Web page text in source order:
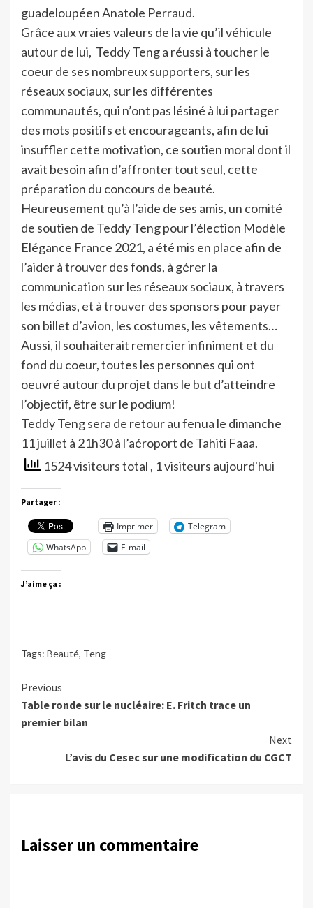
guadeloupéen Anatole Perraud.
Grâce aux vraies valeurs de la vie qu’il véhicule
autour de lui, Teddy Teng a réussi à toucher le
coeur de ses nombreux supporters, sur les
réseaux sociaux, sur les différentes
communautés, qui n’ont pas lésiné à lui partager
des mots positifs et encourageants, afin de lui
insuffler cette motivation, ce soutien moral dont il
avait besoin afin d’affronter tout seul, cette
préparation du concours de beauté.
Heureusement qu’à l’aide de ses amis, un comité
de soutien de Teddy Teng pour l’élection Modèle
Elégance France 2021, a été mis en place afin de
l’aider à trouver des fonds, à gérer la
communication sur les réseaux sociaux, à travers
les médias, et à trouver des sponsors pour payer
son billet d’avion, les costumes, les vêtements…
Aussi, il souhaiterait remercier infiniment et du
fond du coeur, toutes les personnes qui ont
oeuvré autour du projet dans le but d’atteindre
l’objectif, être sur le podium!
Teddy Teng sera de retour au fenua le dimanche
11 juillet à 21h30 à l’aéroport de Tahiti Faaa.
1524 visiteurs total , 1 visiteurs aujourd'hui
Partager :
Imprimer
Telegram
WhatsApp
E-mail
J’aime ça :
Tags: Beauté, Teng
Continue
Reading
Previous
Table ronde sur le nucléaire: E. Fritch trace un
premier bilan
Next
L’avis du Cesec sur une modification du CGCT
Laisser un commentaire